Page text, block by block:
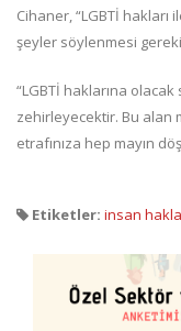
Cihaner, “LGBTİ hakları
şeyler söylenmesi
“LGBTİ haklarına olacak
zehirleyecektir. Bu alan
etrafınıza hep mayın
Etiketler: insan